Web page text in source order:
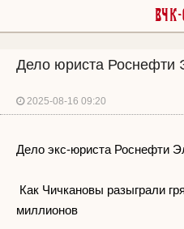
Дело юриста Роснефти
2025-08-16 09:20
Дело экс-юриста Роснефти
Как Чичкановы разыграли
миллионов